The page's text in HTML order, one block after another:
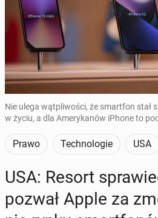
Nie ulega wątpliwości, że smartfon stał
w życiu, a dla Amerykanów iPhone to
Prawo Technologie USA
USA: Resort
pozwał Apple za